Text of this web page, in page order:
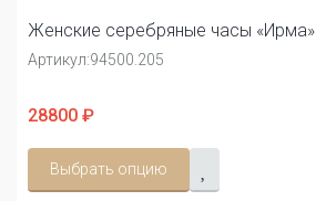
Женские серебряные часы «Ирма»
Артикул:94500.205
28800 ₽
Выбрать опцию